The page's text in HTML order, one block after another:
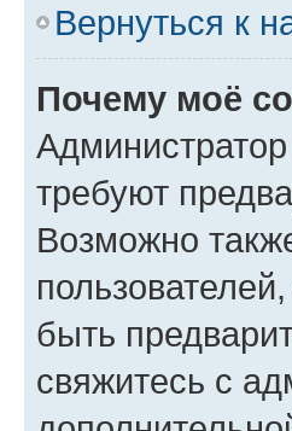
Вернуться к
Почему моё
требуют
Возможно
быть
свяжитесь с